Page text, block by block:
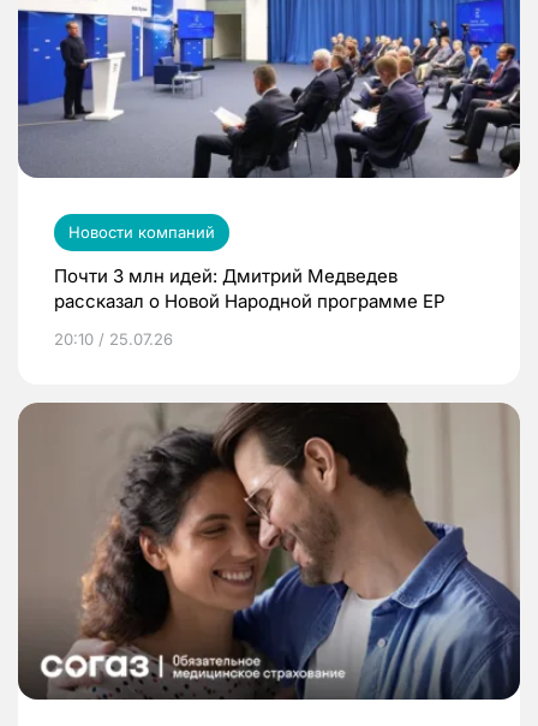
Новости компаний
Почти 3 млн идей: Дмитрий Медведев
рассказал о Новой Народной программе ЕР
20:10 / 25.07.26